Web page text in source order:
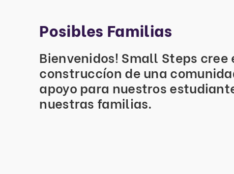
Posibles Familias
Bienvenidos! Small Steps cree
construccíon de una
apoyo para nuestros
nuestras familias.